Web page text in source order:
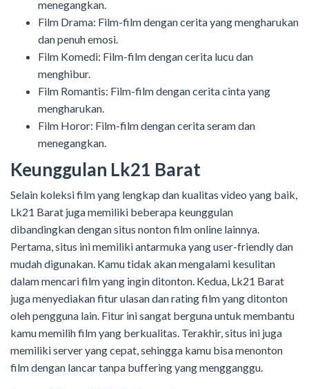
menegangkan.
Film Drama: Film-film dengan cerita yang mengharukan
dan penuh emosi.
Film Komedi: Film-film dengan cerita lucu dan
menghibur.
Film Romantis: Film-film dengan cerita cinta yang
mengharukan.
Film Horor: Film-film dengan cerita seram dan
menegangkan.
Keunggulan Lk21 Barat
Selain koleksi film yang lengkap dan kualitas video yang baik,
Lk21 Barat juga memiliki beberapa keunggulan
dibandingkan dengan situs nonton film online lainnya.
Pertama, situs ini memiliki antarmuka yang user-friendly dan
mudah digunakan. Kamu tidak akan mengalami kesulitan
dalam mencari film yang ingin ditonton. Kedua, Lk21 Barat
juga menyediakan fitur ulasan dan rating film yang ditonton
oleh pengguna lain. Fitur ini sangat berguna untuk membantu
kamu memilih film yang berkualitas. Terakhir, situs ini juga
memiliki server yang cepat, sehingga kamu bisa menonton
film dengan lancar tanpa buffering yang mengganggu.